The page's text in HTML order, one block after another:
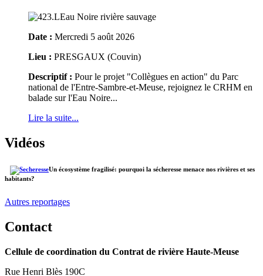
Date : Mercredi 5 août 2026
Lieu : PRESGAUX (Couvin)
Descriptif : Pour le projet "Collègues en action" du Parc
national de l'Entre-Sambre-et-Meuse, rejoignez le CRHM en
balade sur l'Eau Noire...
Lire la suite...
Vidéos
Un écosystème fragilisé: pourquoi la sécheresse menace nos rivières et ses
habitants?
Autres reportages
Contact
Cellule de coordination du Contrat de rivière Haute-Meuse
Rue Henri Blès 190C